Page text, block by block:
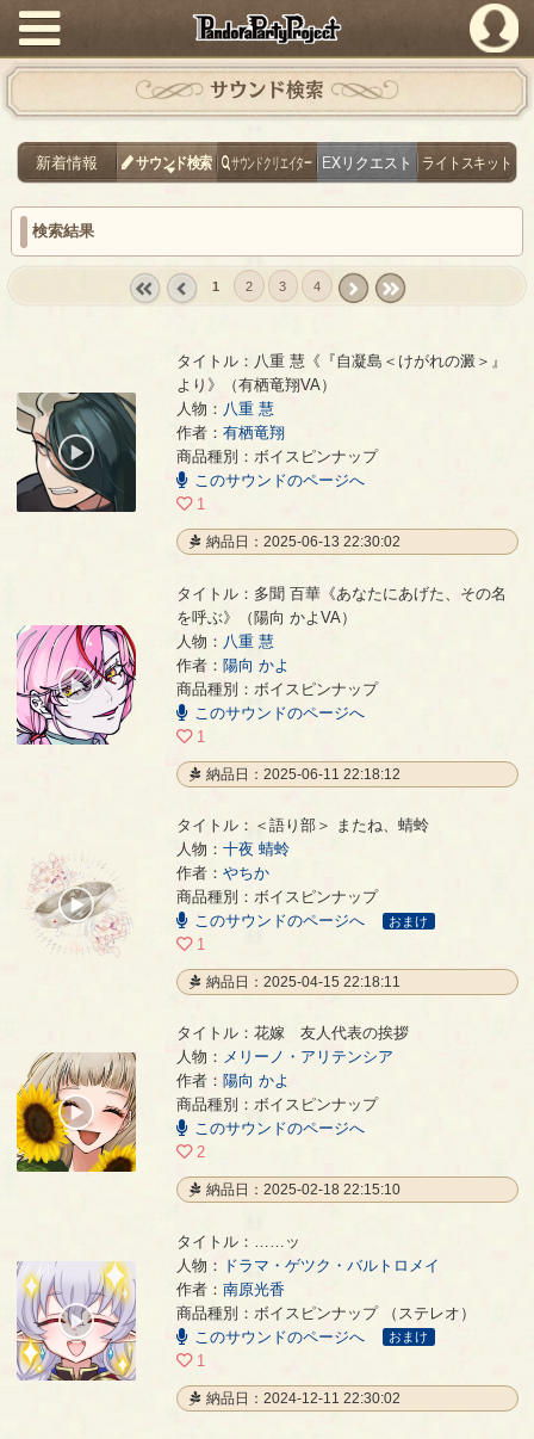
PandoraPartyProject
サウンド検索
新着情報 サウンド検索 サウンドクリエイター EXリクエスト ライトスキット
検索結果
1 2 3 4
八重 慧《『自凝島＜けがれの澱＞』より》（有栖竜翔VA）
00:00
00:07
タイトル：八重 慧《『自凝島＜けがれの澱＞』
より》（有栖竜翔VA）
人物： 八重 慧
作者： 有栖竜翔
商品種別：ボイスピンナップ
このサウンドのページへ
1
納品日：2025-06-13 22:30:02
多聞 百華《あなたにあげた、その名を呼ぶ》（陽向 かよVA）
00:00
00:04
タイトル：多聞 百華《あなたにあげた、その名
を呼ぶ》（陽向 かよVA）
人物： 八重 慧
作者： 陽向 かよ
商品種別：ボイスピンナップ
このサウンドのページへ
1
納品日：2025-06-11 22:18:12
＜語り部＞ またね、蜻蛉 - やちか
タイトル：＜語り部＞ またね、蜻蛉
人物： 十夜 蜻蛉
作者： やちか
商品種別：ボイスピンナップ
このサウンドのページへ
おまけ
1
納品日：2025-04-15 22:18:11
花嫁 友人代表の挨拶 - 陽向 かよ
タイトル：花嫁 友人代表の挨拶
人物： メリーノ・アリテンシア
作者： 陽向 かよ
商品種別：ボイスピンナップ
このサウンドのページへ
2
納品日：2025-02-18 22:15:10
- 南原光香
タイトル：……ッ
人物： ドラマ・ゲツク・バルトロメイ
作者： 南原光香
商品種別：ボイスピンナップ （ステレオ）
このサウンドのページへ
おまけ
1
納品日：2024-12-11 22:30:02